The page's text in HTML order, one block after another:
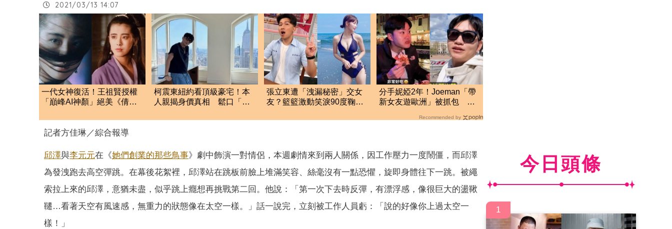
2021/03/13 14:07
一代女神復活！王祖賢授權
「巔峰AI神顏」絕美《倩女
柯震東紐約看頂級豪宅！本
人親揭身價真相 鬆口「好
張立東遭「洩漏秘密」交女
友？籃籃激動笑淚90度鞠
分手妮婭2年！Joeman「帶
新女友遊歐洲」被抓包 阿
Recommended by
記者方佳琳／綜合報導
邱澤與李元元在《她們創業的那些鳥事》劇中飾演一對情侶，本週劇情來到兩人關係，因工作壓力一度鬧僵，而邱澤
為發洩跑去高空彈跳。在幕後花絮裡，邱澤站在跳板前臉上堆滿笑容、絲毫沒有一點恐懼，旋即身體往下一跳。被繩
索拉上來的邱澤，意猶未盡，似乎跳上癮想再挑戰第二回。他說：「第一次下去時反彈，有漂浮感，像很巨大的盪鞦
韆…看著天空有風速感，無重力的狀態像在太空一樣。」話一說完，立刻被工作人員虧：「說的好像你上過太空一
樣！」
今日頭條
1